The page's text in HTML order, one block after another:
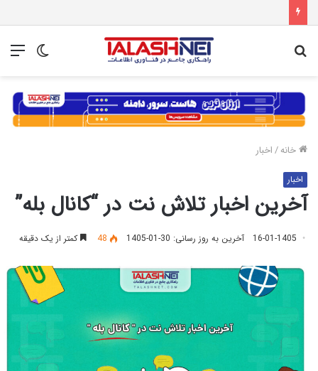
تغییر
خانه/اخبار
اخبار
آخرین اخبار تلاش نت در “کانال بله”
16-01-1405 آخرین به روز رسانی: 30-01-1405 48 کمتر از یک دقیقه